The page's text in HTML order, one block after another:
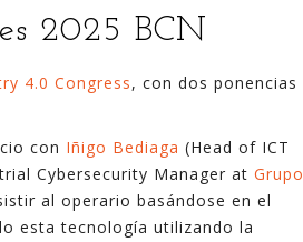
2025 BCN
4.0 Congress, con dos ponencias
con Iñigo Bediaga (Head of ICT
Cybersecurity Manager at Grupo
al operario basándose en el
esta tecnología utilizando la